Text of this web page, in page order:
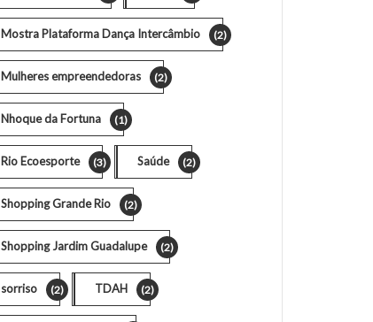
Mostra Plataforma Dança Intercâmbio (2)
Mulheres empreendedoras (2)
Nhoque da Fortuna (1)
Rio Ecoesporte (3) Saúde (2)
Shopping Grande Rio (2)
Shopping Jardim Guadalupe (2)
sorriso (2) TDAH (2)